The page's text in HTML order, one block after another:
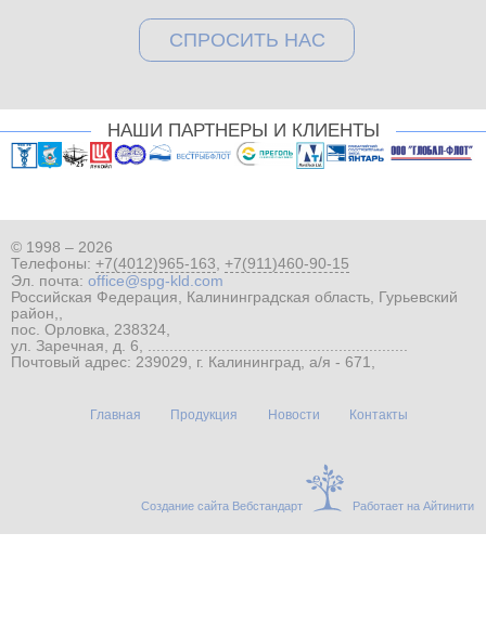
СПРОСИТЬ НАС
НАШИ ПАРТНЕРЫ И КЛИЕНТЫ
© 1998 – 2026
Телефоны: +7(4012)965-163 +7(911)460-90-15
Эл. почта: office@spg-kld.com
Российская Федерация, Калининградская область, Гурьевский
район,,
пос. Орловка, 238324,
ул. Заречная, д. 6, ............................................................
Почтовый адрес: 239029, г. Калининград, а/я - 671,
Главная Продукция Новости Контакты
Создание сайта Вебстандарт Работает на Айтинити